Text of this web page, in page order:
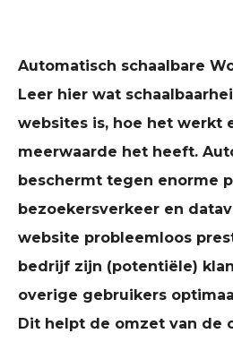
Automatisch schaalbare
Leer hier wat
websites is, hoe het werkt
meerwaarde het heeft.
beschermt tegen enorme
bezoekersverkeer en
website probleemloos
bedrijf zijn (potentiële)
overige gebruikers
Dit helpt de omzet van de